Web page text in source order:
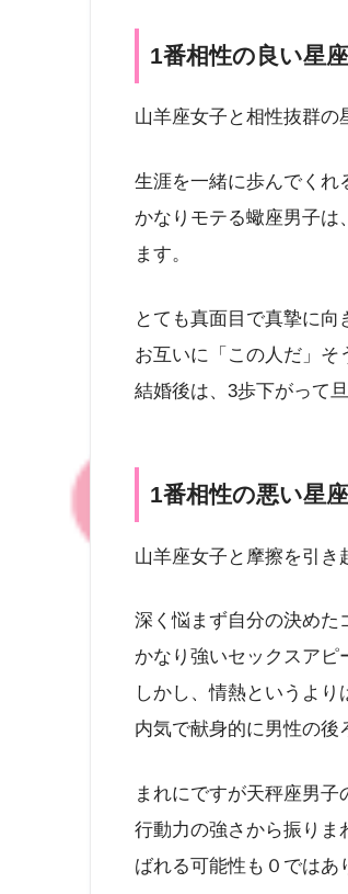
1番相性の良い星
山羊座女子と相性抜群の
生涯を一緒に歩んでくれ
かなりモテる蠍座男子は
ます。
とても真面目で真摯に向
お互いに「この人だ」そ
結婚後は、3歩下がって
1番相性の悪い星
山羊座女子と摩擦を引き
深く悩まず自分の決めた
かなり強いセックスアピ
しかし、情熱というより
内気で献身的に男性の後
まれにですが天秤座男子
行動力の強さから振りま
ばれる可能性も０ではあ